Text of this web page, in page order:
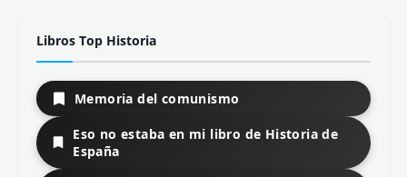
Libros Top Historia
Memoria del comunismo
Eso no estaba en mi libro de Historia de
España